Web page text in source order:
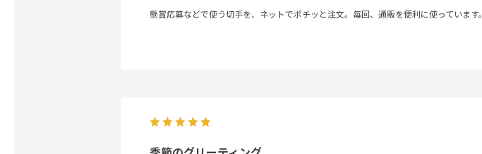
懸賞応募などで使う切手を、ネットでポチッと注文。毎回、通販を便利に使っています。